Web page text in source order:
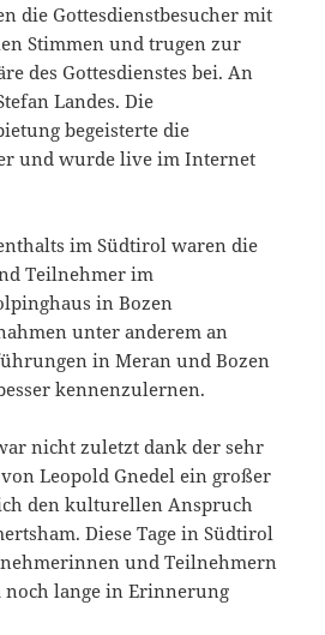
die Gottesdienstbesucher mit
Stimmen und trugen zur
des Gottesdienstes bei. An
Landes. Die
begeisterte die
und wurde live im Internet
im Südtirol waren die
Teilnehmer im
in Bozen
unter anderem an
in Meran und Bozen
kennenzulernen.
nicht zuletzt dank der sehr
Leopold Gnedel ein großer
den kulturellen Anspruch
Diese Tage in Südtirol
und Teilnehmern
lange in Erinnerung